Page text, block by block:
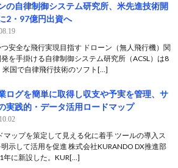
の自律制御システム研究所、米先進技術開
2・97億円出資へ
安全な飛行実現目指す ドローン（無人飛行機）関
を手掛ける自律制御システム研究所（ACSL）は8
米国で自律飛行技術のソフト[…]
ログを簡単に取得し収支や予実を管理、サ
実践的・データ活用ロードマップ
マップを策定して見える化に着手 ツールの導入ス
示して活用を促進 株式会社KURANDO DX推進部
年に新設した。KUR[…]